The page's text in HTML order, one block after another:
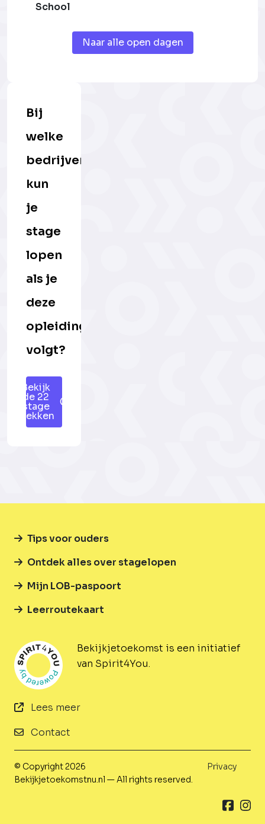
School
Naar alle open dagen
Bij
welke
bedrijven
kun
je
stage
lopen
als je
deze
opleiding
volgt?
Bekijk
de 22
stage
plekken
Bekijkjetoekomst is een initiatief
van Spirit4You.
Lees meer
Contact
Tips voor ouders
Ontdek alles over stagelopen
Mijn LOB-paspoort
Leerroutekaart
© Copyright 2026
Bekijkjetoekomstnu.nl — All rights reserved.
Privacy